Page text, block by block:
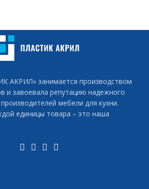
АКРИЛ» занимается производством
и завоевала репутацию надежного
мебели для кухни.
единицы товара – это наша